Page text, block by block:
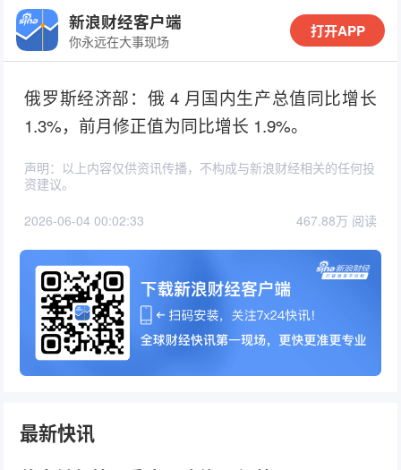
新浪财经客户端
你永远在大事现场
打开APP
俄罗斯经济部：俄 4 月国内生产总值同比增长
1.3%，前月修正值为同比增长 1.9%。
声明：以上内容仅供资讯传播，不构成与新浪财经相关的任何投
资建议。
2026-06-04 00:02:33 467.88万 阅读
最新快讯